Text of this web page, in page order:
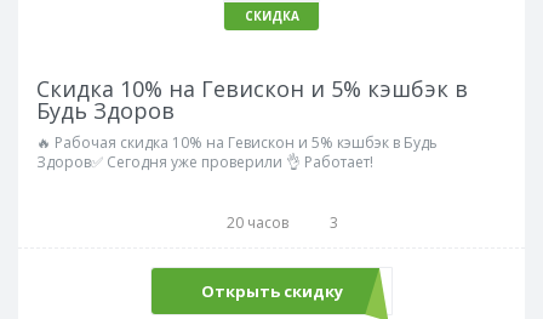
СКИДКА
Скидка 10% на Гевискон и 5% кэшбэк в
Будь Здоров
🔥 Рабочая скидка 10% на Гевискон и 5% кэшбэк в Будь
Здоров✅ Сегодня уже проверили 👌 Работает!
20 часов 3
Открыть скидку